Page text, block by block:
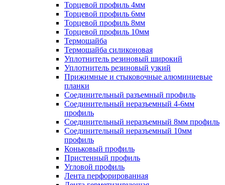
Торцевой профиль 4мм
Торцевой профиль 6мм
Торцевой профиль 8мм
Торцевой профиль 10мм
Термошайба
Термошайба силиконовая
Уплотнитель резиновый широкий
Уплотнитель резиновый узкий
Прижимные и стыковочные алюминиевые
планки
Соединительный разъемный профиль
Соединительный неразъемный 4-6мм
профиль
Соединительный неразъемный 8мм профиль
Соединительный неразъемный 10мм
профиль
Коньковый профиль
Пристенный профиль
Угловой профиль
Лента перфорированная